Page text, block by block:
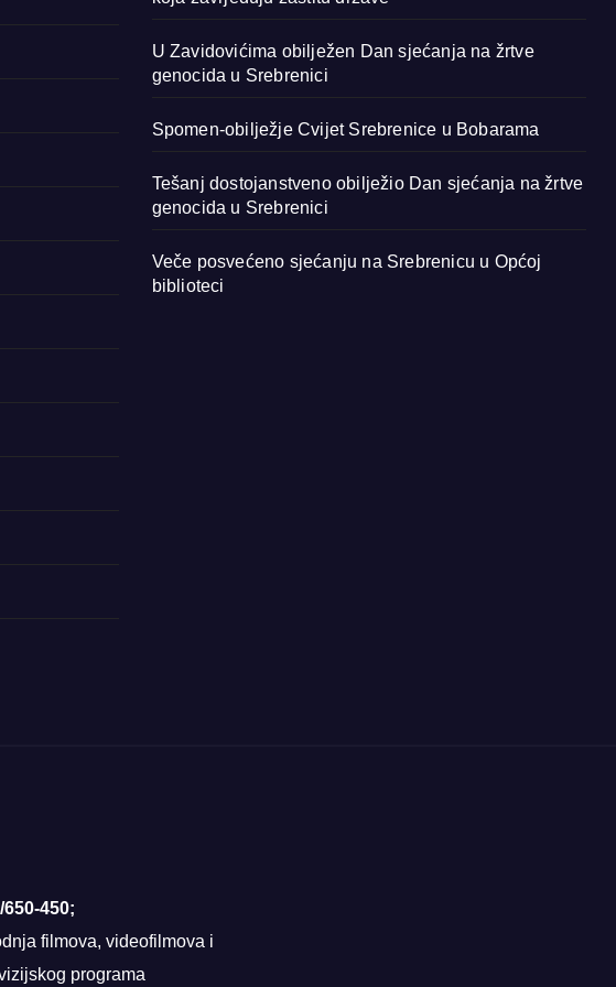
U Zavidovićima obilježen Dan sjećanja na žrtve
genocida u Srebrenici
Spomen-obilježje Cvijet Srebrenice u Bobarama
Tešanj dostojanstveno obilježio Dan sjećanja na žrtve
genocida u Srebrenici
Veče posvećeno sjećanju na Srebrenicu u Općoj
biblioteci
450;
filmova, videofilmova i
programa